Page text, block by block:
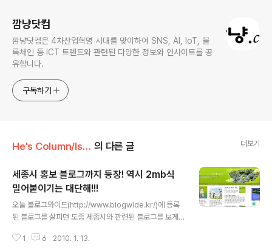
깜냥닷컴
깜냥닷컴은 4차산업혁명 시대를 맞이하여 SNS, AI, IoT, 블
록체인 등 ICT 트렌드와 관련된 다양한 정보와 인사이트를 공
유합니다.
구독하기
He's Column/Issue 의 다른 글 더보기
세종시 홍보 블로그까지 등장! 역시 2mb식
밀어붙이기는 대단해!!!
오늘 블로그와이드(http://www.blogwide.kr/)에 등록
된 블로그를 살피던 도중 세종시와 관련된 블로그를 보게
http://blog.naver.com/citysejong/ 필이 팍오더군요
1 6 2010. 1. 13.